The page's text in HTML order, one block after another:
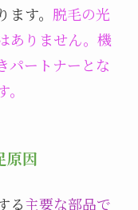
す。 脱毛の光
ありません。機
パートナーとな
原因
る主要な部品で